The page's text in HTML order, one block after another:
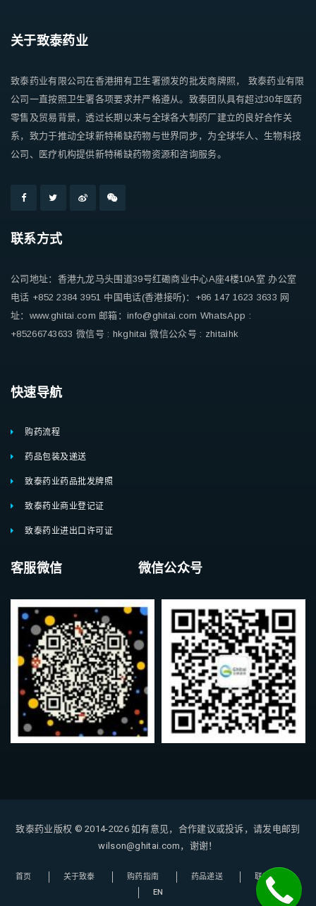
关于致泰药业
致泰药业有限公司在香港拥有卫生署颁发的批发商牌照， 致泰药业有限
公司一直按照卫生署各项要求并严格遵从。致泰团队具有超过30年医药
零售及贸易背景，透过长期以来与全球各大制药厂建立的良好合作关
系，致力于推动全球新特稀缺药物与世界同步，为全球华人、生物科技
公司、医疗机构提供新特稀缺药物资源和咨询服务。
联系方式
公司地址：香港九龙马头围道39号红磡商业中心A座4楼10A室 办公室
电话 +852 2384 3951 中国电话(香港接听)：+86 147 1623 3633 网
址：www.ghitai.com 邮箱：info@ghitai.com WhatsApp :
+85266743633 微信号 : hkghitai 微信公众号 : zhitaihk
快速导航
购药流程
药品包装及递送
致泰药业药品批发牌照
致泰药业商业登记证
致泰药业进出口许可证
客服微信 微信公众号
致泰药业版权 © 2014-2026如有意见，合作建议或投诉，请发电邮到
wilson@ghitai.com，谢谢！
首页 关于致泰 购药指南 药品递送
联系我们
EN